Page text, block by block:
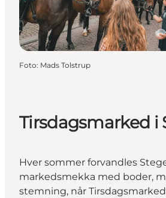
Foto: Mads Tolstrup
Tirsdagsmarked i
Hver sommer forvandles
markedsmekka med boder,
stemning, når